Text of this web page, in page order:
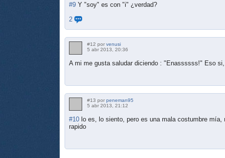
#9 Y "soy" es con "i" ¿verdad?
2
#12 por venusi
5 abr 2013, 20:36
A mi me gusta saludar diciendo : "Enassssss!" Eso
#13 por peneman95
5 abr 2013, 21:12
#10 lo es, lo siento, pero es una mala costumbre
rapido